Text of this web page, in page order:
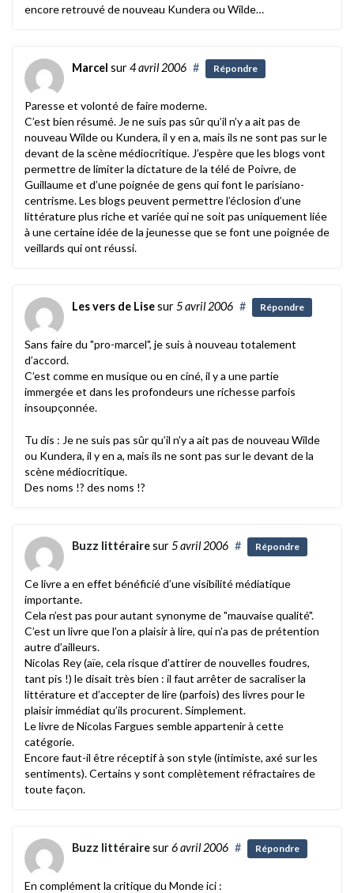
encore retrouvé de nouveau Kundera ou Wilde…
Marcel sur4 avril 2006 # Répondre
Paresse et volonté de faire moderne.
C’est bien résumé. Je ne suis pas sûr qu’il n’y a ait pas de
nouveau Wilde ou Kundera, il y en a, mais ils ne sont pas sur le
devant de la scène médiocritique. J’espère que les blogs vont
permettre de limiter la dictature de la télé de Poivre, de
Guillaume et d’une poignée de gens qui font le parisiano-
centrisme. Les blogs peuvent permettre l’éclosion d’une
littérature plus riche et variée qui ne soit pas uniquement liée
à une certaine idée de la jeunesse que se font une poignée de
veillards qui ont réussi.
Les vers de Lisesur5 avril 2006 # Répondre
Sans faire du "pro-marcel", je suis à nouveau totalement
d’accord.
C’est comme en musique ou en ciné, il y a une partie
immergée et dans les profondeurs une richesse parfois
insoupçonnée.
Tu dis : Je ne suis pas sûr qu’il n’y a ait pas de nouveau Wilde
ou Kundera, il y en a, mais ils ne sont pas sur le devant de la
scène médiocritique.
Des noms !? des noms !?
Buzz littérairesur5 avril 2006 # Répondre
Ce livre a en effet bénéficié d’une visibilité médiatique
importante.
Cela n’est pas pour autant synonyme de "mauvaise qualité".
C’est un livre que l’on a plaisir à lire, qui n’a pas de prétention
autre d’ailleurs.
Nicolas Rey (aïe, cela risque d’attirer de nouvelles foudres,
tant pis !) le disait très bien : il faut arrêter de sacraliser la
littérature et d’accepter de lire (parfois) des livres pour le
plaisir immédiat qu’ils procurent. Simplement.
Le livre de Nicolas Fargues semble appartenir à cette
catégorie.
Encore faut-il être réceptif à son style (intimiste, axé sur les
sentiments). Certains y sont complètement réfractaires de
toute façon.
Buzz littérairesur6 avril 2006 # Répondre
En complément la critique du Monde ici :